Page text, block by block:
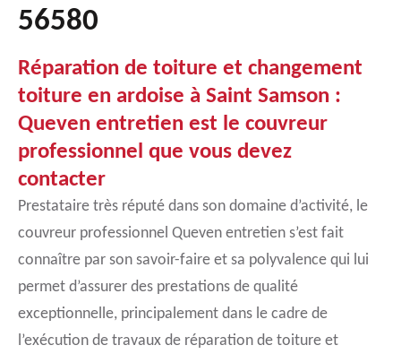
56580
Réparation de toiture et changement
toiture en ardoise à Saint Samson :
Queven entretien est le couvreur
professionnel que vous devez
contacter
Prestataire très réputé dans son domaine d’activité, le
couvreur professionnel Queven entretien s’est fait
connaître par son savoir-faire et sa polyvalence qui lui
permet d’assurer des prestations de qualité
exceptionnelle, principalement dans le cadre de
l’exécution de travaux de réparation de toiture et